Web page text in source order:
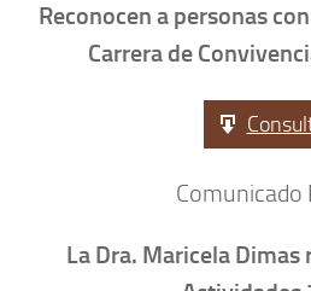
Reconocen a personas
Carrera de
Comunicado
La Dra. Maricela